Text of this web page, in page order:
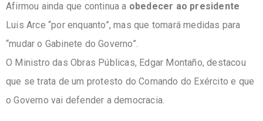
Afirmou ainda que continua a obedecer ao presidente
Luis Arce “por enquanto”, mas que tomará medidas para
“mudar o Gabinete do Governo”.
O Ministro das Obras Públicas, Edgar Montaño, destacou
que se trata de um protesto do Comando do Exército e que
o Governo vai defender a democracia.